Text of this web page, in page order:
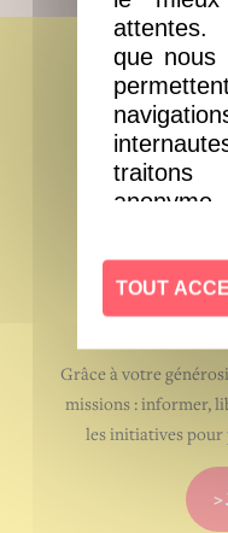
Soutenez
Grâce à votre
missions : informer,
les initiatives pour
>
attentes.
que nous
notre site
Vous
non, ou
lorsque
utilisé,
choix.
d’avis
TOUT